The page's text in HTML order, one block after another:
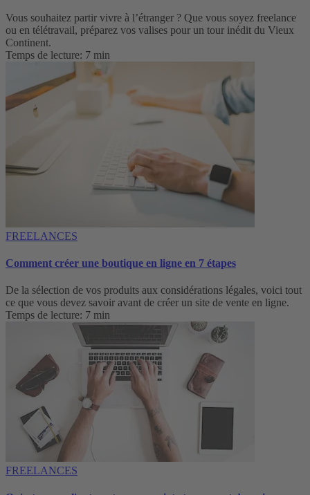
Vous souhaitez partir vivre à l’étranger ? Que vous soyez freelance
ou en télétravail, préparez vos valises pour un tour inédit du Vieux
Continent.
Temps de lecture: 7 min
FREELANCES
Comment créer une boutique en ligne en 7 étapes
De la sélection de vos produits aux considérations légales, voici tout
ce que vous devez savoir avant de créer un site de vente en ligne.
Temps de lecture: 7 min
FREELANCES